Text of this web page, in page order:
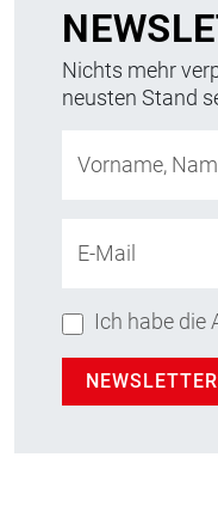
Nichts mehr
neusten Stand
Vorname,
E-Mail
Ich habe die